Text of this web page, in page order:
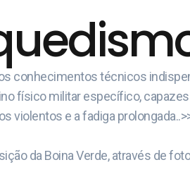
conhecimentos técnicos
físico militar específico,
violentos e a fadiga
da Boina Verde, através de